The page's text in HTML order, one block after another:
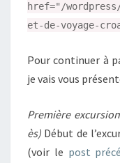
href="/
et-de-voyage-
Pour continuer à
je vais vous
Première
ès) Début de
(voir le post